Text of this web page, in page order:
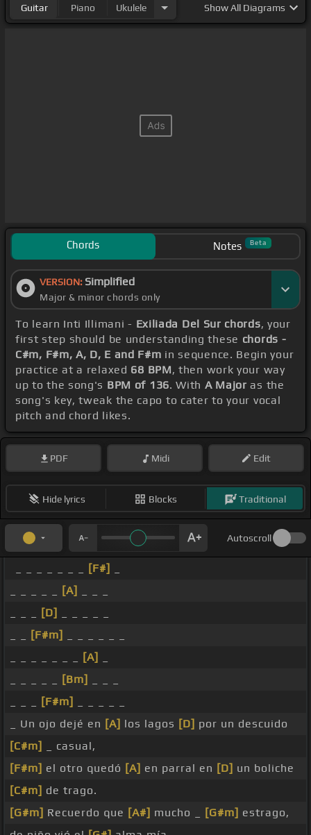
Guitar Piano Ukulele ShowAll Diagrams
Chords Notes Beta
VERSION: Simplified
Major & minor chords only
To learn Inti Illimani - Exiliada Del Sur chords, your
first step should be understanding these chords -
C#m, F#m, A, D, E and F#m in sequence. Begin your
practice at a relaxed 68 BPM, then work your way
up to the song's BPM of 136. With A Major as the
song's key, tweak the capo to cater to your vocal
pitch and chord likes.
PDF Midi Edit
Hide lyrics Blocks Traditional
Autoscroll
[F#]
[A]
[D]
[F#m]
[A]
[Bm]
[F#m]
_ Un ojo dejé en [A] los lagos [D] por un descuido
[C#m]
_ casual,
[F#m] el otro quedó [A] en parral en [D] un boliche
[C#m] de trago.
[G#m] Recuerdo que [A#] mucho _ [G#m] estrago,